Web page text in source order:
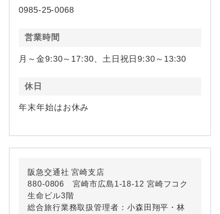
0985-25-0068
営業時間
月～金9:30～17:30、土日祝日9:30～13:30
休日
年末年始はお休み
阪急交通社 宮崎支店
880-0806 宮崎市広島1-18-12 宮崎フコク
生命ビル3階
総合旅行業務取扱管理者：小森田翔平・林